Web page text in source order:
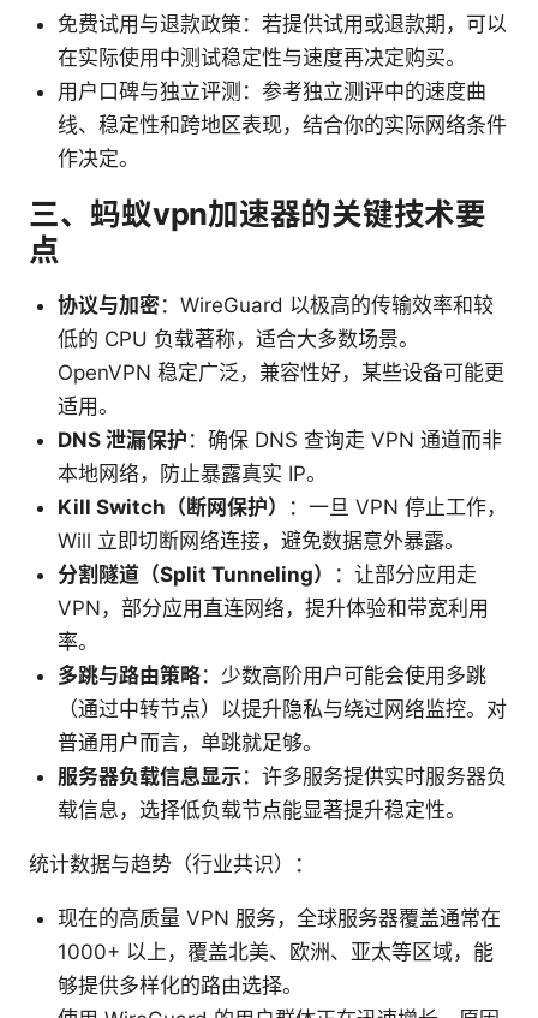
免费试用与退款政策：若提供试用或退款期，可以
在实际使用中测试稳定性与速度再决定购买。
用户口碑与独立评测：参考独立测评中的速度曲
线、稳定性和跨地区表现，结合你的实际网络条件
作决定。
三、蚂蚁vpn加速器的关键技术要
点
协议与加密：WireGuard 以极高的传输效率和较
低的 CPU 负载著称，适合大多数场景。
OpenVPN 稳定广泛，兼容性好，某些设备可能更
适用。
DNS 泄漏保护 ：确保 DNS 查询走 VPN 通道而非
本地网络，防止暴露真实 IP。
Kill Switch（断网保护）
：一旦 VPN 停止工作，
Will 立即切断网络连接，避免数据意外暴露。
分割隧道（Split Tunneling）
：让部分应用走
VPN，部分应用直连网络，提升体验和带宽利用
率。
多跳与路由策略：少数高阶用户可能会使用多跳
（通过中转节点）以提升隐私与绕过网络监控。对
普通用户而言，单跳就足够。
服务器负载信息显示：许多服务提供实时服务器负
载信息，选择低负载节点能显著提升稳定性。
统计数据与趋势（行业共识）：
现在的高质量 VPN 服务，全球服务器覆盖通常在
1000+ 以上，覆盖北美、欧洲、亚太等区域，能
够提供多样化的路由选择。